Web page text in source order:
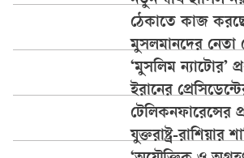
ঠেকাতে কাজ
মুসলমানদের নেতা
‘মুসলিম ন্যাটোর’
ইরানের
টেলিকনফারেন্সের
যুক্তরাষ্ট্র-রাশিয়ার